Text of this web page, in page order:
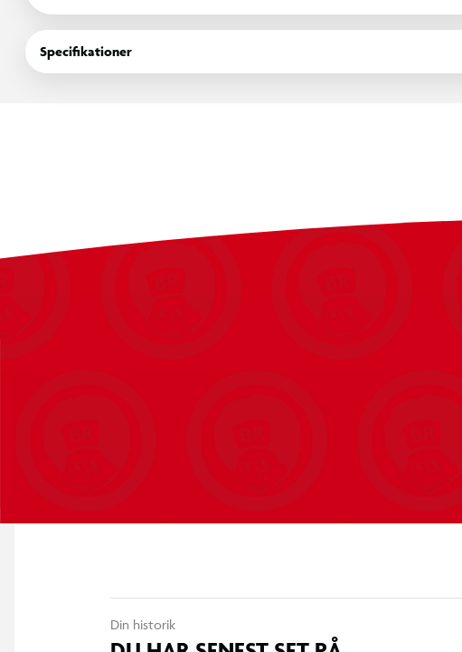
Den perfekte måde at holde K-Pop vibes i live!
Saml. Byt. Slay!
Specifikationer
Din historik